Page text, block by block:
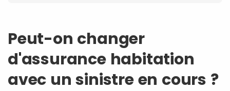
Peut-on changer
d'assurance habitation
avec un sinistre en cours ?